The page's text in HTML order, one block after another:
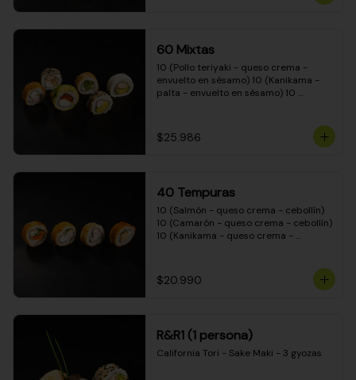
(Pimentón - queso crema - cebollín -
envuelto en masa tempura)
60 Mixtas
10 (Pollo teriyaki - queso crema -
envuelto en sésamo) 10 (Kanikama -
palta - envuelto en sésamo) 10
envuelto en queso crema) 10
(Camarón - queso crema - cebollín -
$25.986
40 Tempuras
10 (Salmón - queso crema - cebollín)
10 (Camarón - queso crema - cebollín)
10 (Kanikama - queso crema -
$20.990
R&R1 (1 persona)
California Tori - Sake Maki - 3 gyozas